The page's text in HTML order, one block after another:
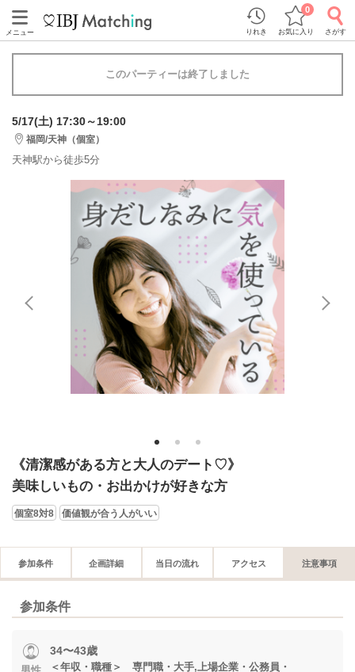
メニュー りれき お気に入り
0
さがす
このパーティーは終了しました
5/17(土) 17:30～19:00
福岡/天神（個室）
天神駅から徒歩5分
1 2 3
《清潔感がある方と大人のデート♡》
美味しいもの・お出かけが好きな方
個室8対8 価値観が合う人がいい
参加条件 企画詳細 当日の流れ アクセス 注意事項
参加条件
34〜43歳
＜年収・職種＞ 専門職・大手,上場企業・公務員・